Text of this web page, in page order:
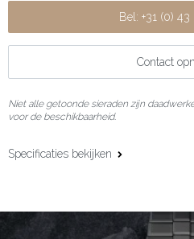
Bel: +31 (0)
Contact
Niet alle getoonde sieraden zijn
voor de beschikbaarheid.
Specificaties bekijken